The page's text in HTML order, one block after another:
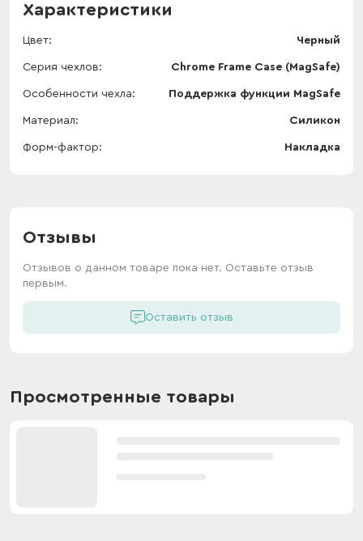
Характеристики
Цвет Черный
Серия чехлов Chrome Frame Case (MagSafe)
Особенности чехла Поддержка функции MagSafe
Материал Силикон
Форм-фактор Накладка
Отзывы
Отзывов о данном товаре пока нет. Оставьте отзыв
первым.
Оставить отзыв
Просмотренные товары